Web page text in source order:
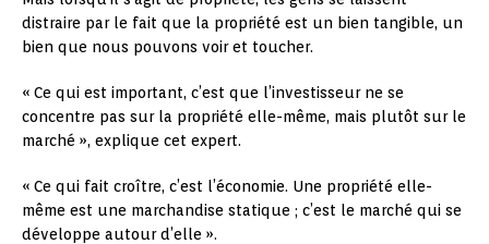
distraire par le fait que la propriété est un bien tangible, un
bien que nous pouvons voir et toucher.
« Ce qui est important, c’est que l’investisseur ne se
concentre pas sur la propriété elle-même, mais plutôt sur le
marché », explique cet expert.
« Ce qui fait croître, c’est l’économie. Une propriété elle-
même est une marchandise statique ; c’est le marché qui se
développe autour d’elle ».